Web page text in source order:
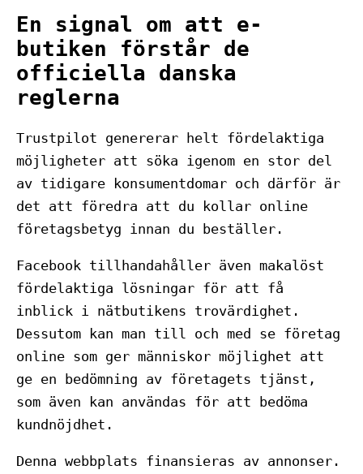
En signal om att e-
butiken förstår de
officiella danska
reglerna
Trustpilot genererar helt fördelaktiga
möjligheter att söka igenom en stor del
av tidigare konsumentdomar och därför är
det att föredra att du kollar online
företagsbetyg innan du beställer.
Facebook tillhandahåller även makalöst
fördelaktiga lösningar för att få
inblick i nätbutikens trovärdighet.
Dessutom kan man till och med se företag
online som ger människor möjlighet att
ge en bedömning av företagets tjänst,
som även kan användas för att bedöma
kundnöjdhet.
Denna webbplats finansieras av annonser.